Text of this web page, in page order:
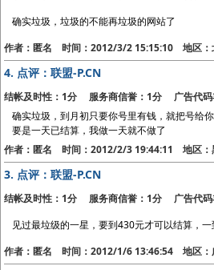
确实垃圾，垃圾的不能再垃圾的网站了
作者：匿名 时间：2012/3/2 15:15:10 地区：
4. 点评：联盟-P.CN
结帐及时性：1分 服务商信誉：1分 广告代
确实垃圾，到月初只要你号里有钱，就把号给
要是一天已结算，我做一天就不做了
作者：匿名 时间：2012/2/3 19:44:11 地区：
3. 点评：联盟-P.CN
结帐及时性：1分 服务商信誉：1分 广告代
见过最垃级的一星，要到430元才可以结算，
作者：匿名 时间：2012/1/6 13:46:54 地区：